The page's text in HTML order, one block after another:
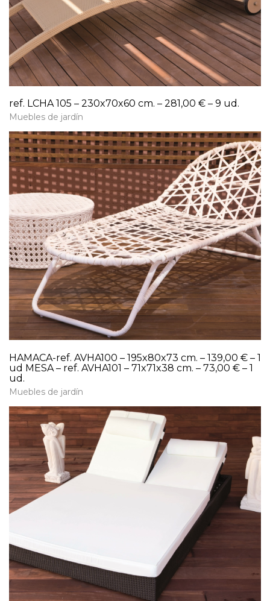
ref. LCHA 105 – 230x70x60 cm. – 281,00 € – 9 ud.
Muebles de jardín
HAMACA-ref. AVHA100 – 195x80x73 cm. – 139,00 € – 1
ud MESA – ref. AVHA101 – 71x71x38 cm. – 73,00 € – 1
ud.
Muebles de jardín